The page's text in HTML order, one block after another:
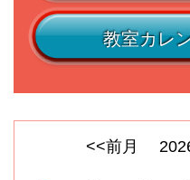
教室カレ
<<前月